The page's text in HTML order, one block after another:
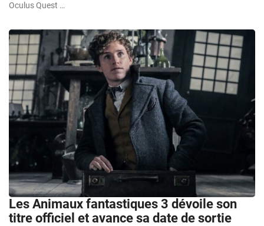
Oculus Quest …
Les Animaux fantastiques 3 dévoile son
titre officiel et avance sa date de sortie